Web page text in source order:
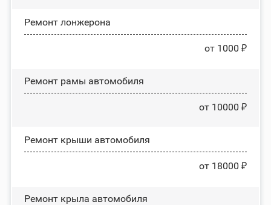
Ремонт лонжерона
от 1000 ₽
Ремонт рамы автомобиля
от 10000 ₽
Ремонт крыши автомобиля
от 18000 ₽
Ремонт крыла автомобиля